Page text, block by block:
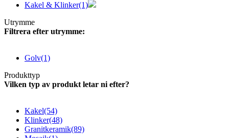
Kakel & Klinker(1)
Utrymme
Filtrera efter utrymme:
Golv(1)
Produkttyp
Vilken typ av produkt letar ni efter?
Kakel(54)
Klinker(48)
Granitkeramik(89)